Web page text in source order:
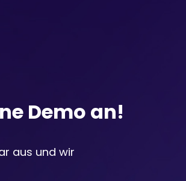
Demo an!
aus und wir